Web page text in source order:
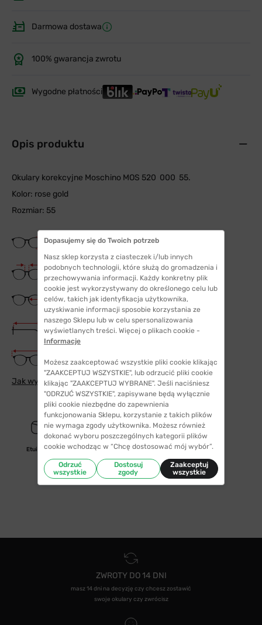
Darmowa dostawa
100% gwarancja zwrotu
Wygodne płatności
Opis produktu
Okulary korekcyjne Moschino MOS 520 000 55.
Kolor: rose gold
Rozmiar: 55
Wysokość soczewki
45 mm
Szerokość mostka
15 mm
Szerokość szkła
55 mm
Długość zauszników
140 mm
133 mm
Jak wybrać odpowiedni rozmiar
Etui/woreczek
ZWROTY DO 14 DNI
masz 14 dni na decyzję czy chcesz zostawić
swoje okulary czy zwrócisz
Dopasujemy się do Twoich potrzeb
Nasz sklep korzysta z ciasteczek i/lub innych
podobnych technologii, które służą do gromadzenia i
przechowywania informacji. Każdy konkretny plik
cookie jest wykorzystywany do określonego celu lub
celów, takich jak identyfikacja użytkownika,
uzyskiwanie informacji sposobie korzystania ze
naszego Sklepu lub w celu spersonalizowania
wyświetlanych treści. Więcej o plikach cookie -
Informacje
Możesz zaakceptować wszystkie pliki cookie klikając
"ZAAKCEPTUJ WSZYSTKIE", lub odrzucić pliki cookie
klikając "ZAAKCEPTUJ WYBRANE". Jeśli naciśniesz
"ODRZUĆ WSZYSTKIE", zapisywane będą wyłącznie
pliki cookie niezbędne do zapewnienia
funkcjonowania Sklepu, korzystanie z takich plików
nie wymaga zgody użytkownika. Możesz również
dokonać wyboru poszczególnych kategorii plików
cookie wchodząc w “Chcę dostosować mój wybór”.
Odrzuć
wszystkie
Dostosuj
zgody
Zaakceptuj
wszystkie